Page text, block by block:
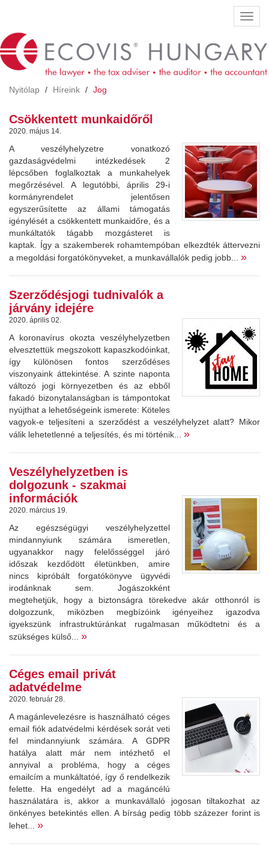
Nyitólap Híreink Jog
Csökkentett munkaidőről
2020. május 14.
A veszélyhelyzetre vonatkozó
gazdaságvédelmi intézkedések 2
lépcsőben foglalkoztak a munkahelyek
megőrzésével. A legutóbbi, április 29-i
kormányrendelet jelentősen
egyszerűsítette az állami támogatás
igénylését a csökkentett munkaidőre, és a
munkáltatók tágabb mozgásteret is
kaptak. Így a szakemberek rohamtempóban elkezdték áttervezni
a megoldási forgatókönyveket, a munkavállalók pedig jobb... »
Szerződésjogi tudnivalók a
járvány idejére
2020. április 02.
A koronavírus okozta veszélyhelyzetben
elvesztettük megszokott kapaszkodóinkat,
így különösen fontos szerződéses
viszonyaink áttekintése. A szinte naponta
változó jogi környezetben és az ebből
fakadó bizonytalanságban is támpontokat
nyújthat a lehetőségeink ismerete: Köteles
vagyok-e teljesíteni a szerződést a veszélyhelyzet alatt? Mikor
válik lehetetlenné a teljesítés, és mi történik... »
Veszélyhelyzetben is
dolgozunk - szakmai
információk
2020. március 19.
Az egészségügyi veszélyhelyzettel
mindannyiunk számára ismeretlen,
ugyanakkor nagy felelősséggel járó
időszak kezdődött életünkben, amire
nincs kipróbált forgatókönyve ügyvédi
irodánknak sem. Jogászokként
megtehetjük, hogy a biztonságra törekedve akár otthonról is
dolgozzunk, miközben megbízóink igényeihez igazodva
igyekszünk infrastruktúránkat rugalmasan működtetni és a
szükséges külső... »
Céges email privát
adatvédelme
2020. február 28.
A magánlevelezésre is használható céges
email fiók adatvédelmi kérdések sorát veti
fel mindannyiunk számára. A GDPR
hatálya alatt már nem intézhető el
annyival a probléma, hogy a céges
emailcím a munkáltatóé, így ő rendelkezik
felette. Ha engedélyt ad a magáncélú
használatára is, akkor a munkavállaló jogosan tiltakozhat az
önkényes betekintés ellen. A bírság pedig több százezer forint is
lehet... »